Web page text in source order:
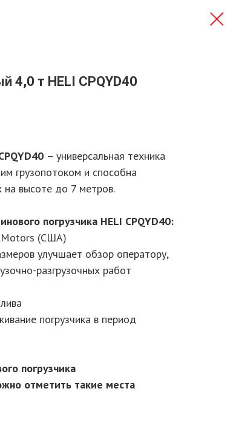
4,0 т HELI CPQYD40
– универсальная техника
грузопотоком и способна
на высоте до 7 метров.
погрузчика HELI CPQYD40:
(США)
улучшает обзор оператору,
разгрузочных работ
погрузчика в период
погрузчика
отметить такие места